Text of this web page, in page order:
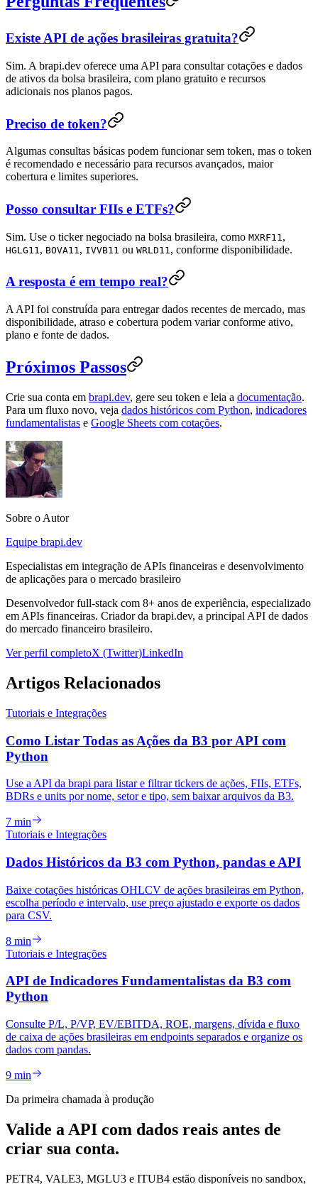
Existe API de ações brasileiras gratuita?
Sim. A brapi.dev oferece uma API para consultar cotações e dados
de ativos da bolsa brasileira, com plano gratuito e recursos
adicionais nos planos pagos.
Preciso de token?
Algumas consultas básicas podem funcionar sem token, mas o token
é recomendado e necessário para recursos avançados, maior
cobertura e limites superiores.
Posso consultar FIIs e ETFs?
Sim. Use o ticker negociado na bolsa brasileira, como MXRF11 ,
HGLG11 , BOVA11 , IVVB11 ou WRLD11 , conforme disponibilidade.
A resposta é em tempo real?
A API foi construída para entregar dados recentes de mercado, mas
disponibilidade, atraso e cobertura podem variar conforme ativo,
plano e fonte de dados.
Próximos Passos
Crie sua conta em brapi.dev, gere seu token e leia a documentação.
Para um fluxo novo, veja dados históricos com Python, indicadores
fundamentalistas e Google Sheets com cotações.
Sobre o Autor
Equipe brapi.dev
Especialistas em integração de APIs financeiras e desenvolvimento
de aplicações para o mercado brasileiro
Desenvolvedor full-stack com 8+ anos de experiência, especializado
em APIs financeiras. Criador da brapi.dev, a principal API de dados
do mercado financeiro brasileiro.
Ver perfil completoX (Twitter)LinkedIn
Artigos Relacionados
Tutoriais e Integrações
Como Listar Todas as Ações da B3 por API com
Python
Use a API da brapi para listar e filtrar tickers de ações, FIIs, ETFs,
BDRs e units por nome, setor e tipo, sem baixar arquivos da B3.
7 min
Tutoriais e Integrações
Dados Históricos da B3 com Python, pandas e API
Baixe cotações históricas OHLCV de ações brasileiras em Python,
escolha período e intervalo, use preço ajustado e exporte os dados
para CSV.
8 min
Tutoriais e Integrações
API de Indicadores Fundamentalistas da B3 com
Python
Consulte P/L, P/VP, EV/EBITDA, ROE, margens, dívida e fluxo
de caixa de ações brasileiras em endpoints separados e organize os
dados com pandas.
9 min
Da primeira chamada à produção
Valide a API com dados reais antes de
criar sua conta.
PETR4, VALE3, MGLU3 e ITUB4 estão disponíveis no sandbox,